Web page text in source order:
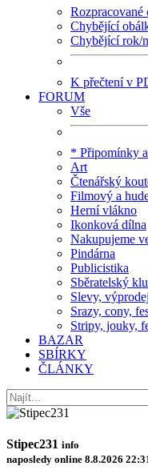
Rozpracované
Chybějící
Chybějící rok/
K přečtení v
FORUM
Vše
* Připomínky
Art
Čtenářský
Filmový a
Herní vlákno
Ikonková dílna
Nakupujeme
Pindárna
Publicistika
Sběratelský
Slevy,
Srazy, cony,
Stripy, jouky,
BAZAR
SBÍRKY
ČLÁNKY
Stipec231 info
naposledy online 8.8.2026